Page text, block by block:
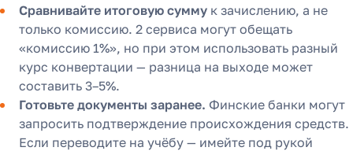
Сравнивайте итоговую сумму к зачислению, а не
только комиссию. 2 сервиса могут обещать
«комиссию 1%», но при этом использовать разный
курс конвертации — разница на выходе может
составить 3–5%.
Готовьте документы заранее. Финские банки могут
запросить подтверждение происхождения средств.
Если переводите на учёбу — имейте под рукой